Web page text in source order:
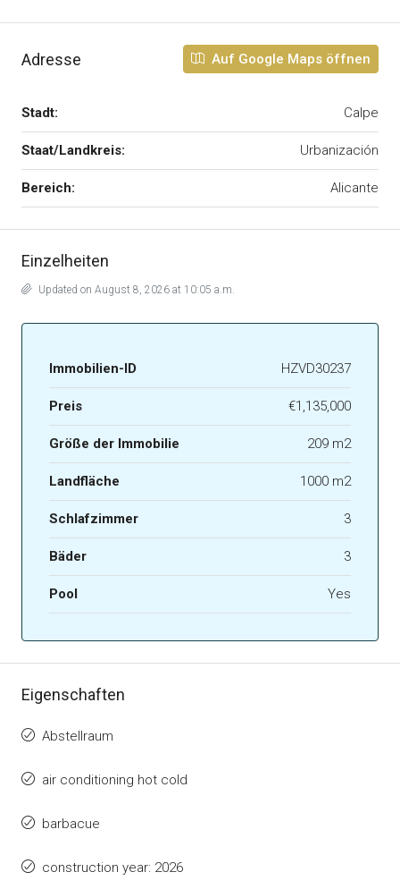
Adresse Auf Google Maps öffnen
Stadt: Calpe
Staat/Landkreis: Urbanización
Bereich: Alicante
Einzelheiten
Updated on August 8, 2026 at 10:05 a.m.
Immobilien-ID HZVD30237
Preis €1,135,000
Größe der Immobilie 209 m2
Landfläche 1000 m2
Schlafzimmer 3
Bäder 3
Pool Yes
Eigenschaften
Abstellraum
air conditioning hot cold
barbacue
construction year: 2026